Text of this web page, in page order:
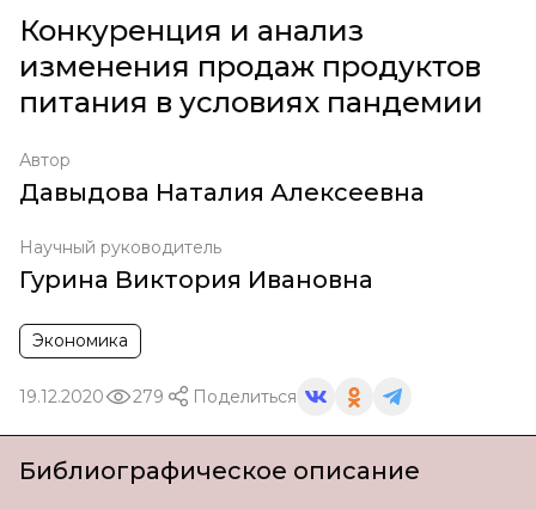
Конкуренция и анализ
изменения продаж продуктов
питания в условиях пандемии
Автор
Давыдова Наталия Алексеевна
Научный руководитель
Гурина Виктория Ивановна
Экономика
19.12.2020 279 Поделиться
Библиографическое описание